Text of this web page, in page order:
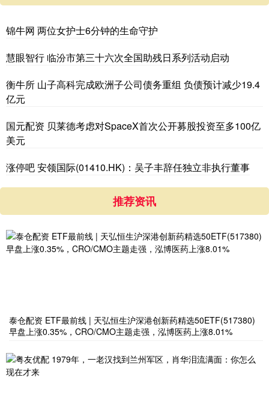
锦牛网 两位女护士6分钟的生命守护
慧眼智行 临汾市第三十六次全国助残日系列活动启动
衡牛所 山子高科完成欧洲子公司债务重组 负债预计减少19.4
亿元
国元配资 贝莱德考虑对SpaceX首次公开募股投资至多100亿
美元
涨停吧 安领国际(01410.HK)：吴子丰辞任独立非执行董事
推荐资讯
泰仓配资 ETF最前线 | 天弘恒生沪深港创新药精选50ETF(517380)
早盘上涨0.35%，CRO/CMO主题走强，泓博医药上涨8.01%